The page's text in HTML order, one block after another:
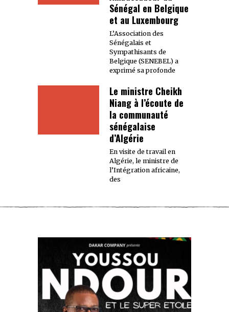
Sénégal en Belgique
et au Luxembourg
L’Association des
Sénégalais et
Sympathisants de
Belgique (SENEBEL) a
exprimé sa profonde
Le ministre Cheikh
Niang à l’écoute de
la communauté
sénégalaise
d’Algérie
En visite de travail en
Algérie, le ministre de
l’Intégration africaine,
des